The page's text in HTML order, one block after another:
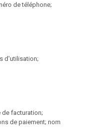
de téléphone;
d'utilisation;
de facturation;
de paiement; nom